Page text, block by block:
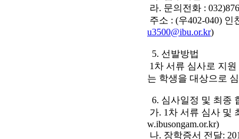
라. 문의전화 :
주소 : (우402-040) 인
u3500@ibu.or.kr)
5. 선발방법
1차 서류 심사로 지
는 학생을 대상으로
6. 심사일정 및 최종
가. 1차 서류 심사 및
w.ibusongam.or.kr)
나. 장학증서 전달: